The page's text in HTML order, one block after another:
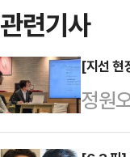
관련기사
[지선 현
정원
에 대